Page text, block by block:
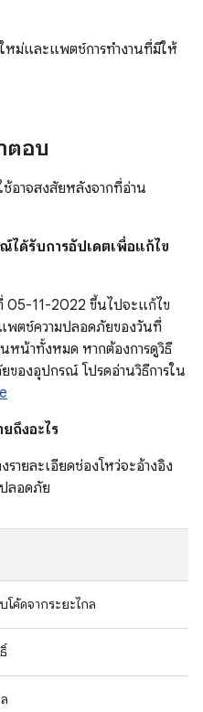
หม่และแพตช์การทํางานที่มีให้
ตอบ
อาจสงสัยหลังจากที่อ่าน
ได้รับการอัปเดตเพื่อแก้ไข
05-11-2022 ขึ้นไปจะแก้ไข
ตช์ความปลอดภัยของวันที่
น้าทั้งหมด หากต้องการดูวิธี
องอุปกรณ์ โปรดอ่านวิธีการใน
ถึงอะไร
งรายละเอียดช่องโหว่จะอ้างอิง
ลอดภัย
โค้ดจากระยะไกล